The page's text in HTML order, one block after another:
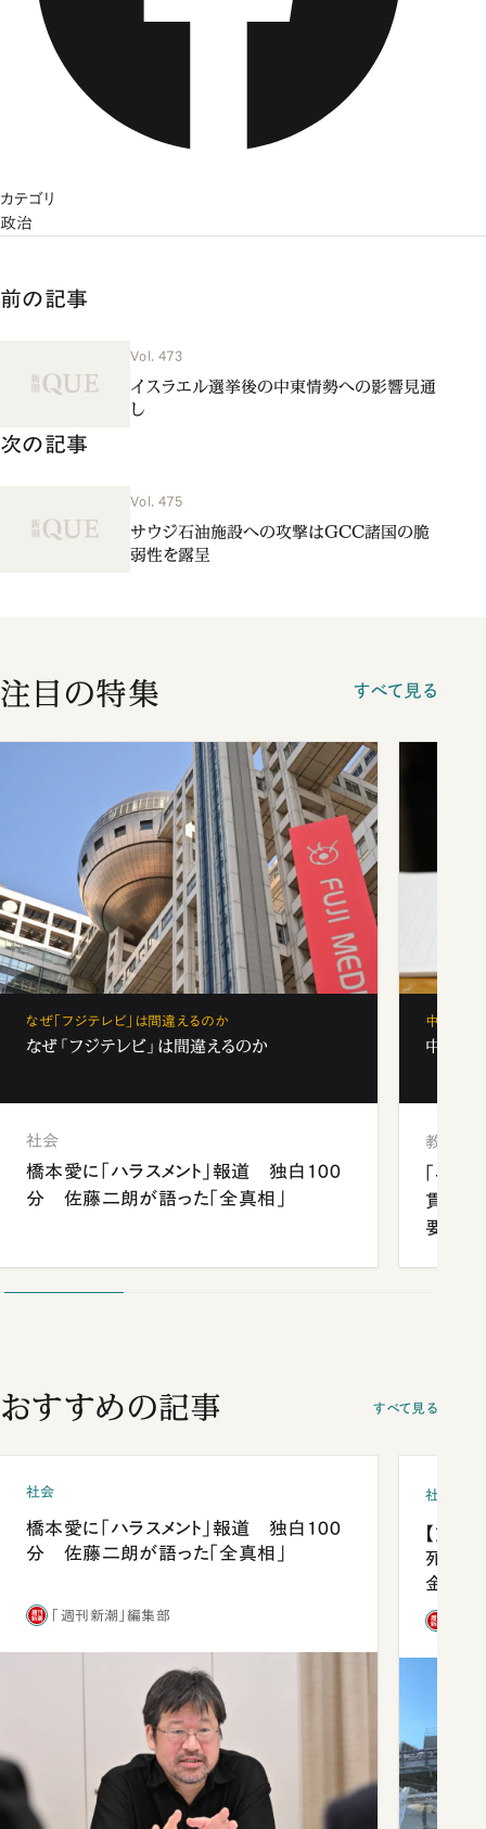
カテゴリ
政治
前の記事
Vol. 473
イスラエル選挙後の中東情勢への影響見通
し
次の記事
Vol. 475
サウジ石油施設への攻撃はGCC諸国の脆
弱性を露呈
注目の特集 すべて見る
なぜ「フジテレビ」は間違えるのか
なぜ「フジテレビ」は間違えるのか
社会
橋本愛に「ハラスメント」報道 独白100
分 佐藤二朗が語った「全真相」
中学受験
中学受
教育
「早
貫校へ
要だっ
おすすめの記事 すべて見る
社会
橋本愛に「ハラスメント」報道 独白100
分 佐藤二朗が語った「全真相」
「週刊新潮」編集部
社会
【熊本
死を分
金」